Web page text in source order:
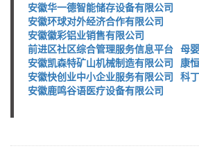
安徽华一德智能储存设备有限公司
安徽环球对外经济合作有限公司
安徽徽彩铝业销售有限公司
前进区社区综合管理服务信息平台 母
安徽凯森特矿山机械制造有限公司 康
安徽快创业中小企业服务有限公司 科
安徽鹿鸣谷语医疗设备有限公司